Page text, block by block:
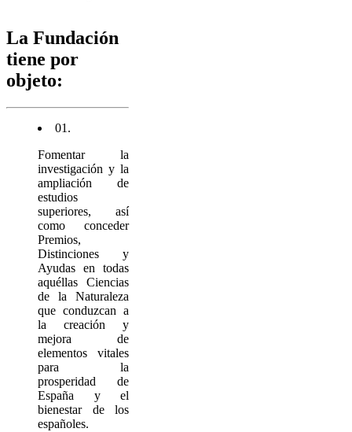
La Fundación
tiene por
objeto:
01.
Fomentar la
investigación y la
ampliación de
estudios
superiores, así
como conceder
Premios,
Distinciones y
Ayudas en todas
aquéllas Ciencias
de la Naturaleza
que conduzcan a
la creación y
mejora de
elementos vitales
para la
prosperidad de
España y el
bienestar de los
españoles.